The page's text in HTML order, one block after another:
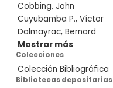
Cobbing, John
Cuyubamba P., Víctor
Dalmayrac, Bernard
Mostrar más
Colecciones
Colección Bibliográfica
Bibliotecas depositarias